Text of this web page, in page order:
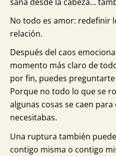
No todo es amor: redefinir
relación.
Después del caos
momento más claro de
por fin, puedes
Porque no todo lo que se
algunas cosas se caen
necesitabas.
Una ruptura también
contigo misma o contigo